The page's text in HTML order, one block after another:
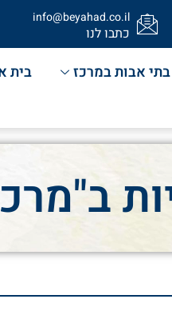
info@beyahad.co.il
כתבו לנו
בתי אבות במרכז בית